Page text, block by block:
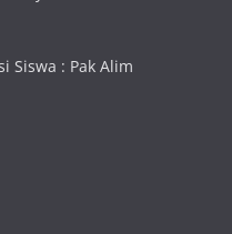
Siswa : Pak Alim